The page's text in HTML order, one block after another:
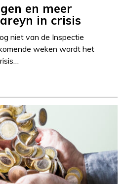
en meer
in crisis
niet van de Inspectie
weken wordt het